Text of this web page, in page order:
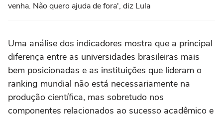
venha. Não quero ajuda de fora', diz Lula
Uma análise dos indicadores mostra que a principal
diferença entre as universidades brasileiras mais
bem posicionadas e as instituições que lideram o
ranking mundial não está necessariamente na
produção científica, mas sobretudo nos
componentes relacionados ao sucesso acadêmico e